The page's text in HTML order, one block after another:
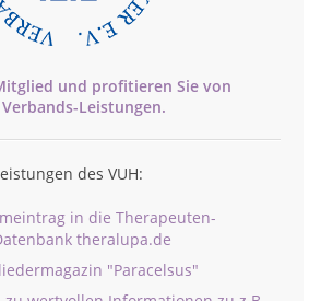
und profitieren Sie von
Verbands-Leistungen.
des VUH:
in die Therapeuten-
theralupa.de
"Paracelsus"